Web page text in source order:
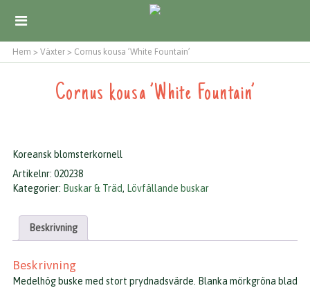
Hem > Växter > Cornus kousa ’White Fountain’
Cornus kousa ’White Fountain’
Koreansk blomsterkornell
Artikelnr: 020238
Kategorier: Buskar & Träd, Lövfällande buskar
Beskrivning
Beskrivning
Medelhög buske med stort prydnadsvärde. Blanka mörkgröna blad